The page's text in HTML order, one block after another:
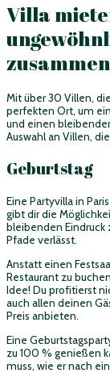
Villa
Mit über 30 Villen,
perfekten Ort, um
und einen
Auswahl an Villen,
Geburtstag
Eine Partyvilla in
gibt dir die
bleibenden Eindruck
Pfade verlässt.
Anstatt einen
Restaurant zu
Idee! Du profitierst
auch allen deinen
Preis anbieten.
Eine
zu 100 % genießen
muss, wie er nach